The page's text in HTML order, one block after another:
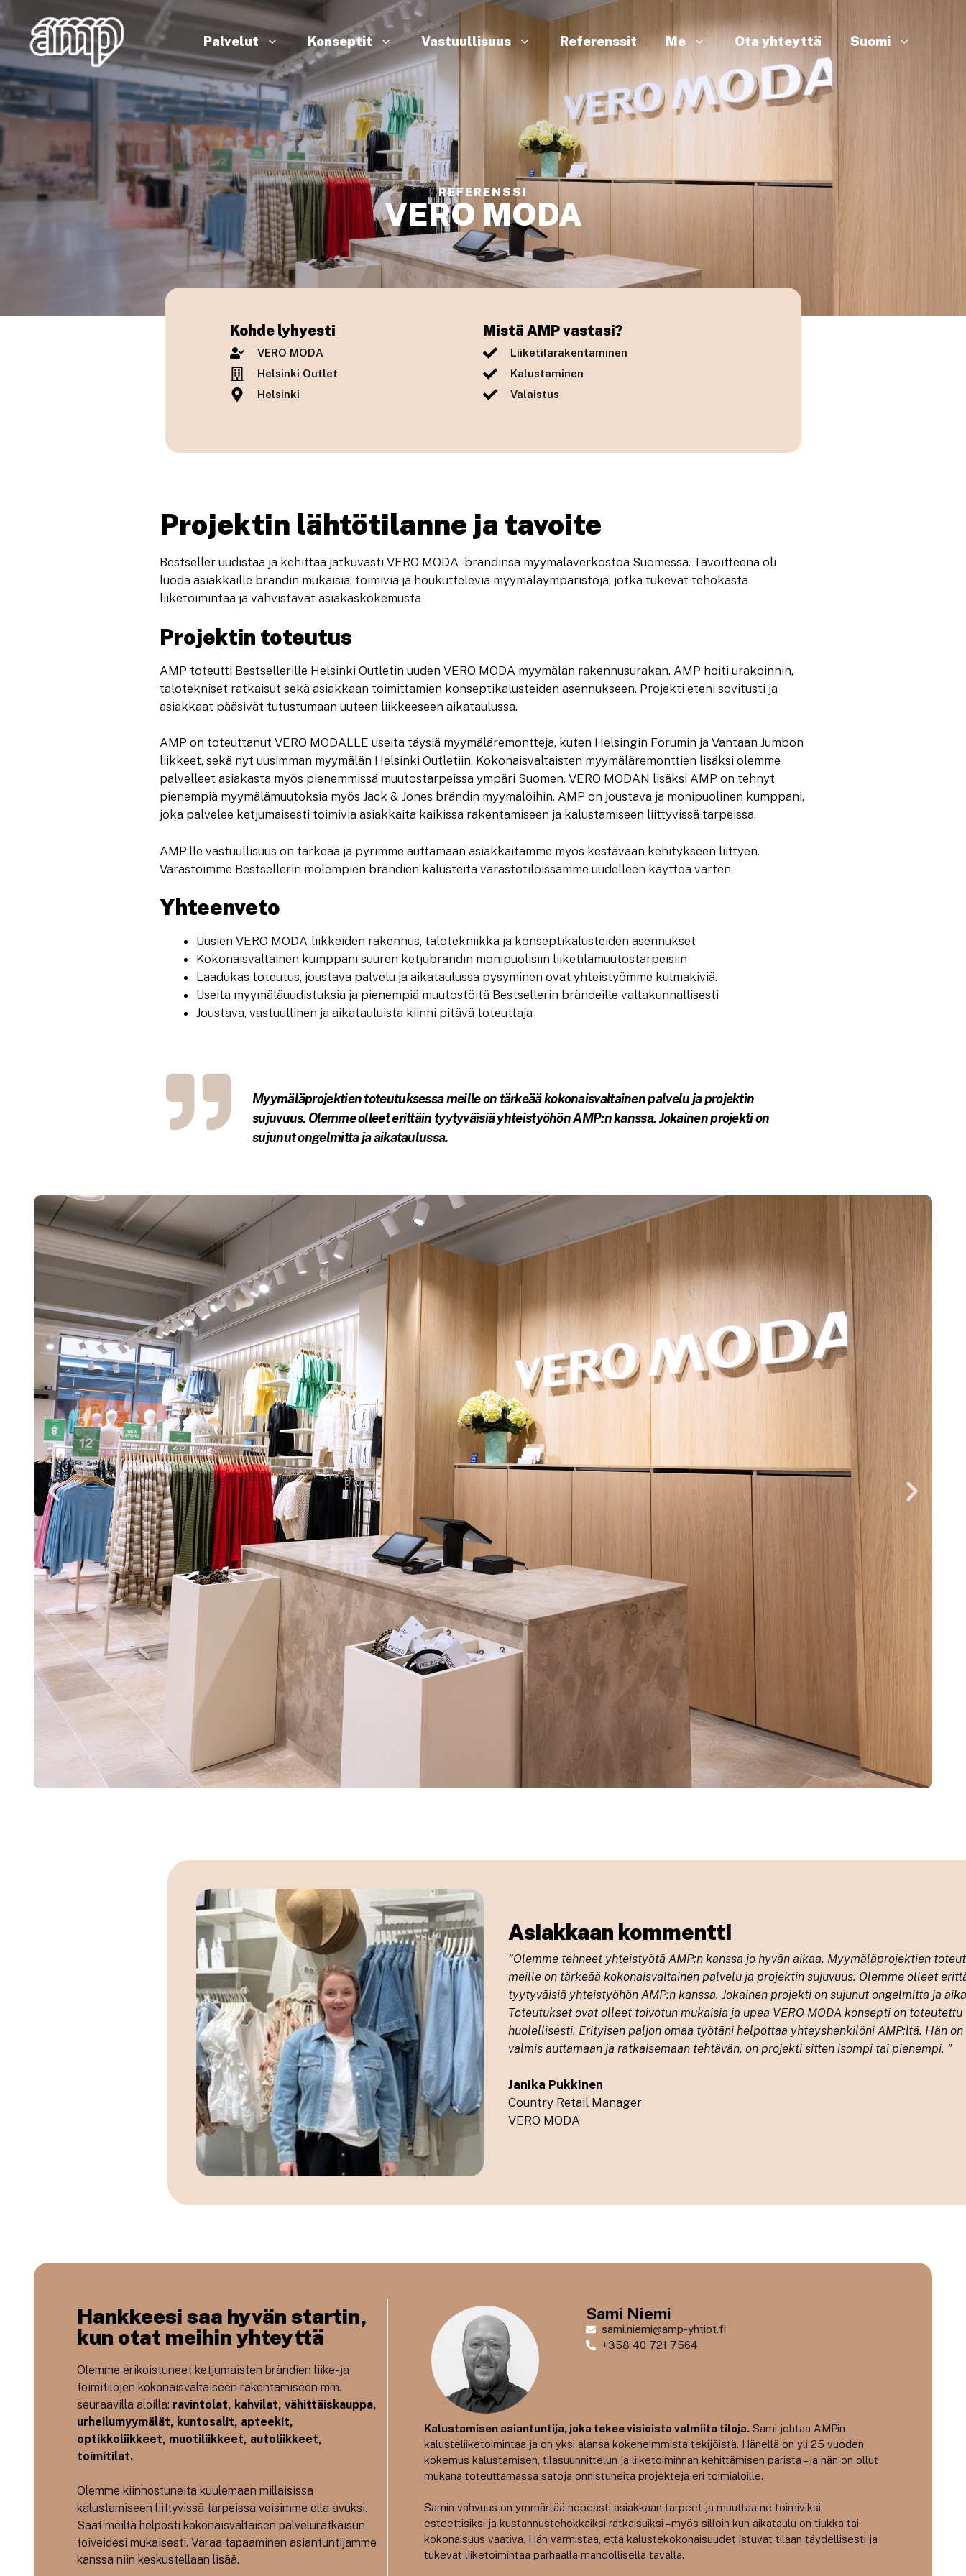
Palvelut Konseptit Vastuullisuus Referenssit Me Ota yhteyttä Suomi
REFERENSSI
VERO MODA
Kohde lyhyesti
VERO MODA
Helsinki Outlet
Helsinki
Mistä AMP vastasi?
Liiketilarakentaminen
Kalustaminen
Valaistus
Projektin lähtötilanne ja tavoite
Bestseller uudistaa ja kehittää jatkuvasti VERO MODA -brändinsä myymäläverkostoa Suomessa. Tavoitteena oli
luoda asiakkaille brändin mukaisia, toimivia ja houkuttelevia myymäläympäristöjä, jotka tukevat tehokasta
liiketoimintaa ja vahvistavat asiakaskokemusta
Projektin toteutus
AMP toteutti Bestsellerille Helsinki Outletin uuden VERO MODA myymälän rakennusurakan. AMP hoiti urakoinnin,
talotekniset ratkaisut sekä asiakkaan toimittamien konseptikalusteiden asennukseen. Projekti eteni sovitusti ja
asiakkaat pääsivät tutustumaan uuteen liikkeeseen aikataulussa.
AMP on toteuttanut VERO MODALLE useita täysiä myymäläremontteja, kuten Helsingin Forumin ja Vantaan Jumbon
liikkeet, sekä nyt uusimman myymälän Helsinki Outletiin. Kokonaisvaltaisten myymäläremonttien lisäksi olemme
palvelleet asiakasta myös pienemmissä muutostarpeissa ympäri Suomen. VERO MODAN lisäksi AMP on tehnyt
pienempiä myymälämuutoksia myös Jack & Jones brändin myymälöihin. AMP on joustava ja monipuolinen kumppani,
joka palvelee ketjumaisesti toimivia asiakkaita kaikissa rakentamiseen ja kalustamiseen liittyvissä tarpeissa.
AMP:lle vastuullisuus on tärkeää ja pyrimme auttamaan asiakkaitamme myös kestävään kehitykseen liittyen.
Varastoimme Bestsellerin molempien brändien kalusteita varastotiloissamme uudelleen käyttöä varten.
Yhteenveto
Uusien VERO MODA-liikkeiden rakennus, talotekniikka ja konseptikalusteiden asennukset
Kokonaisvaltainen kumppani suuren ketjubrändin monipuolisiin liiketilamuutostarpeisiin
Laadukas toteutus, joustava palvelu ja aikataulussa pysyminen ovat yhteistyömme kulmakiviä.
Useita myymäläuudistuksia ja pienempiä muutostöitä Bestsellerin brändeille valtakunnallisesti
Joustava, vastuullinen ja aikatauluista kiinni pitävä toteuttaja
Myymäläprojektien toteutuksessa meille on tärkeää kokonaisvaltainen palvelu ja projektin
sujuvuus. Olemme olleet erittäin tyytyväisiä yhteistyöhön AMP:n kanssa. Jokainen projekti on
sujunut ongelmitta ja aikataulussa.
Asiakkaan kommentti
”Olemme tehneet yhteistyötä AMP:n kanssa jo hyvän aikaa. Myymäläprojektien
meille on tärkeää kokonaisvaltainen palvelu ja projektin sujuvuus. Olemme olleet
tyytyväisiä yhteistyöhön AMP:n kanssa. Jokainen projekti on sujunut ongelmitta ja
Toteutukset ovat olleet toivotun mukaisia ja upea VERO MODA konsepti on toteutettu
huolellisesti. Erityisen paljon omaa työtäni helpottaa yhteyshenkilöni AMP:ltä. Hän on
valmis auttamaan ja ratkaisemaan tehtävän, on projekti sitten isompi tai pienempi. ”
Janika Pukkinen
Country Retail Manager
VERO MODA
Hankkeesi saa hyvän startin,
kun otat meihin yhteyttä
Olemme erikoistuneet ketjumaisten brändien liike- ja
toimitilojen kokonaisvaltaiseen rakentamiseen mm.
seuraavilla aloilla: ravintolat, kahvilat, vähittäiskauppa,
urheilumyymälät, kuntosalit, apteekit,
optikkoliikkeet, muotiliikkeet, autoliikkeet,
toimitilat.
Olemme kiinnostuneita kuulemaan millaisissa
kalustamiseen liittyvissä tarpeissa voisimme olla avuksi.
Saat meiltä helposti kokonaisvaltaisen palveluratkaisun
toiveidesi mukaisesti. Varaa tapaaminen asiantuntijamme
kanssa niin keskustellaan lisää.
Sami Niemi
sami.niemi@amp-yhtiot.fi
+358 40 721 7564
Kalustamisen asiantuntija, joka tekee visioista valmiita tiloja.Sami johtaa AMPin
kalusteliiketoimintaa ja on yksi alansa kokeneimmista tekijöistä. Hänellä on yli 25 vuoden
kokemus kalustamisen, tilasuunnittelun ja liiketoiminnan kehittämisen parista – ja hän on ollut
mukana toteuttamassa satoja onnistuneita projekteja eri toimialoille.
Samin vahvuus on ymmärtää nopeasti asiakkaan tarpeet ja muuttaa ne toimiviksi,
esteettisiksi ja kustannustehokkaiksi ratkaisuiksi – myös silloin kun aikataulu on tiukka tai
kokonaisuus vaativa. Hän varmistaa, että kalustekokonaisuudet istuvat tilaan täydellisesti ja
tukevat liiketoimintaa parhaalla mahdollisella tavalla.